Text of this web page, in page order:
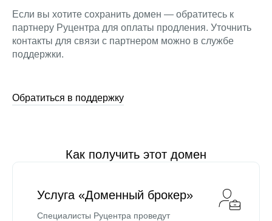
Если вы хотите сохранить домен — обратитесь к
партнеру Руцентра для оплаты продления. Уточнить
контакты для связи с партнером можно в службе
поддержки.
Обратиться в поддержку
Как получить этот домен
Услуга «Доменный брокер»
Специалисты Руцентра проведут